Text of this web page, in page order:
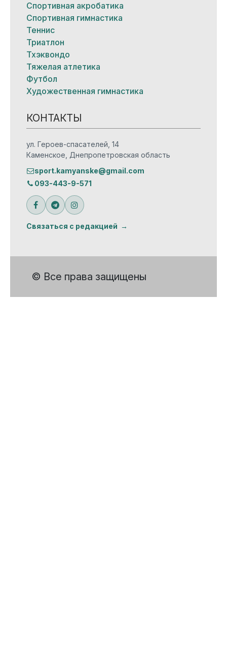
Спортивная акробатика
Спортивная гимнастика
Теннис
Триатлон
Тхэквондо
Тяжелая атлетика
Футбол
Художественная гимнастика
КОНТАКТЫ
ул. Героев-спасателей, 14
Каменское, Днепропетровская область
sport.kamyanske@gmail.com
093-443-9-571
Связаться с редакцией
© Все права защищены